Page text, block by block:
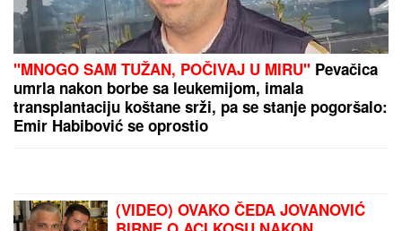
(VIDEO) PRAVILA HAOS U ELITI 9, SAD POSTAJE
PEVAČICASnimak uzburkao mreže, silikoni u
prvom planu: O njenom skandalu sa 20 godina
starijim brujao Balkan